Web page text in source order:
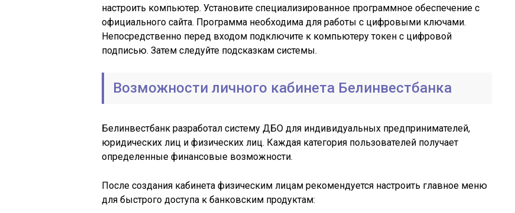
настроить компьютер. Установите специализированное программное обеспечение с
официального сайта. Программа необходима для работы с цифровыми ключами.
Непосредственно перед входом подключите к компьютеру токен с цифровой
подписью. Затем следуйте подсказкам системы.
Возможности личного кабинета Белинвестбанка
Белинвестбанк разработал систему ДБО для индивидуальных предпринимателей,
юридических лиц и физических лиц. Каждая категория пользователей получает
определенные финансовые возможности.
После создания кабинета физическим лицам рекомендуется настроить главное меню
для быстрого доступа к банковским продуктам: